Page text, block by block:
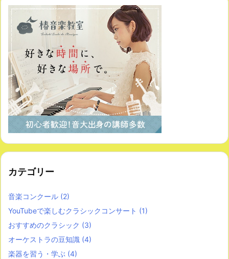
カテゴリー
音楽コンクール (2)
YouTubeで楽しむクラシックコンサート (1)
おすすめのクラシック (3)
オーケストラの豆知識 (4)
楽器を習う・学ぶ (4)